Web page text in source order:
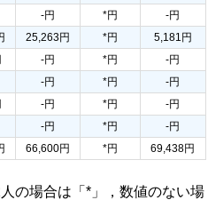
-円 *円
-円
25,263円 *円
5,181円
-円 *円
-円
-円 *円
-円
-円 *円
-円
-円 *円
-円
66,600円 *円 69,438円
の場合は「*」，数値のない場